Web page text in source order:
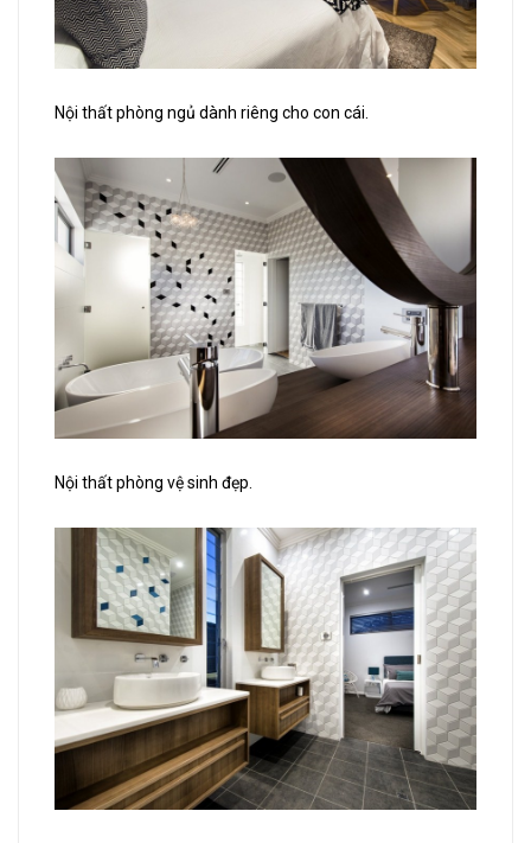
Nội thất phòng ngủ dành riêng cho con cái.
Nội thất phòng vệ sinh đẹp.